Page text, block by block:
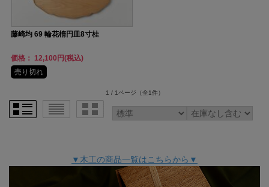
藤崎均 69 輪花楕円皿8寸桂
価格： 12,100円(税込)
売り切れ
1 / 1ページ （全1件）
▼木工の商品一覧はこちらから▼